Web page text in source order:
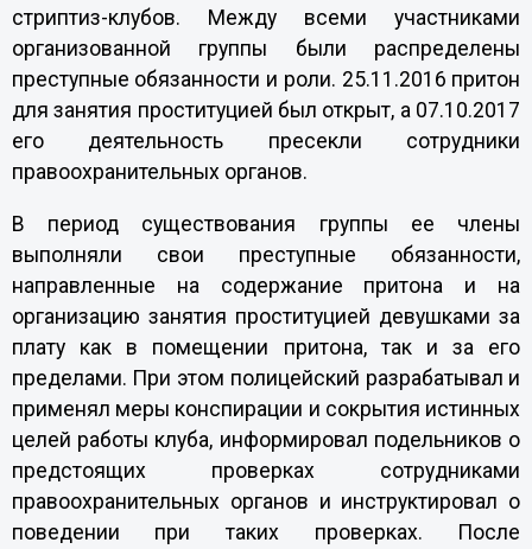
стриптиз-клубов. Между всеми участниками
организованной группы были распределены
преступные обязанности и роли. 25.11.2016 притон
для занятия проституцией был открыт, а 07.10.2017
его деятельность пресекли сотрудники
правоохранительных органов.
В период существования группы ее члены
выполняли свои преступные обязанности,
направленные на содержание притона и на
организацию занятия проституцией девушками за
плату как в помещении притона, так и за его
пределами. При этом полицейский разрабатывал и
применял меры конспирации и сокрытия истинных
целей работы клуба, информировал подельников о
предстоящих проверках сотрудниками
правоохранительных органов и инструктировал о
поведении при таких проверках. После